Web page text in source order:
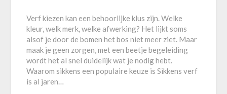
Verf kiezen kan een behoorlijke klus zijn. Welke
kleur, welk merk, welke afwerking? Het lijkt soms
alsof je door de bomen het bos niet meer ziet. Maar
maak je geen zorgen, met een beetje begeleiding
wordt het al snel duidelijk wat je nodig hebt.
Waarom sikkens een populaire keuze is Sikkens verf
is al jaren…